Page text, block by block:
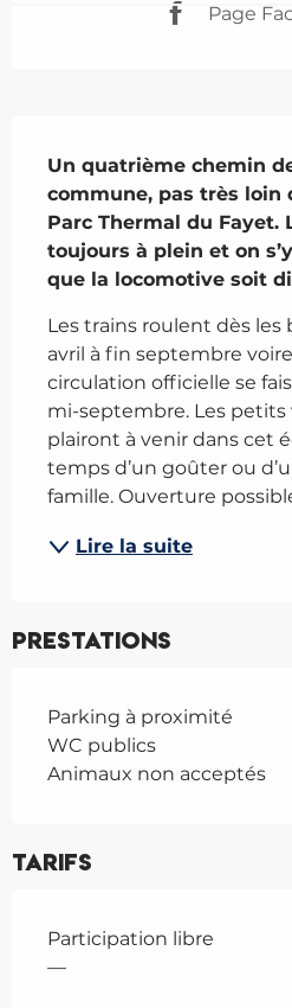
Page
Un quatrième chemin
commune, pas très loin
Parc Thermal du Fayet.
toujours à plein et on
que la locomotive soit
Les trains roulent dès les
avril à fin septembre
circulation officielle se
mi-septembre. Les petits
plairont à venir dans cet
temps d’un goûter ou
famille. Ouverture
Lire la suite
Prestations
Parking à proximité
WC publics
Animaux non acceptés
Tarifs
Participation libre
—